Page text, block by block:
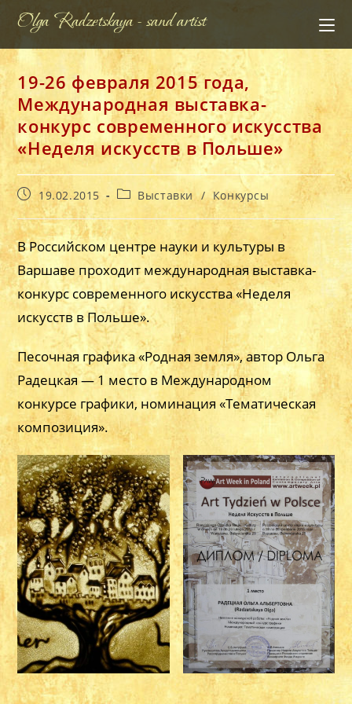
Перейти
содержимому
Olga Radzetskaya - sand artist
19-26 февраля 2015 года,
Международная выставка-
конкурс современного искусства
«Неделя искусств в Польше»
Запись
опубликована:
19.02.2015
Рубрика
Выставки / Конкурсы
В Российском центре науки и культуры в
Варшаве проходит международная выставка-
конкурс современного искусства «Неделя
искусств в Польше».
Песочная графика «Родная земля», автор Ольга
Радецкая — 1 место в Международном
конкурсе графики, номинация «Тематическая
композиция».